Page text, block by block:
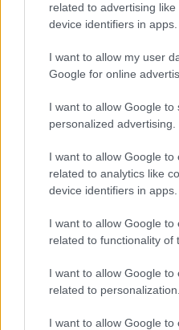
related to advertising
device identifiers in apps.
I want to allow my user
Google for online
I want to allow Google to
personalized advertising.
I want to allow Google to
related to analytics like
device identifiers in apps.
I want to allow Google to
related to functionality of
I want to allow Google to
related to personalization.
I want to allow Google to
Tananyag
Egyetemes történelem
Az első világháború